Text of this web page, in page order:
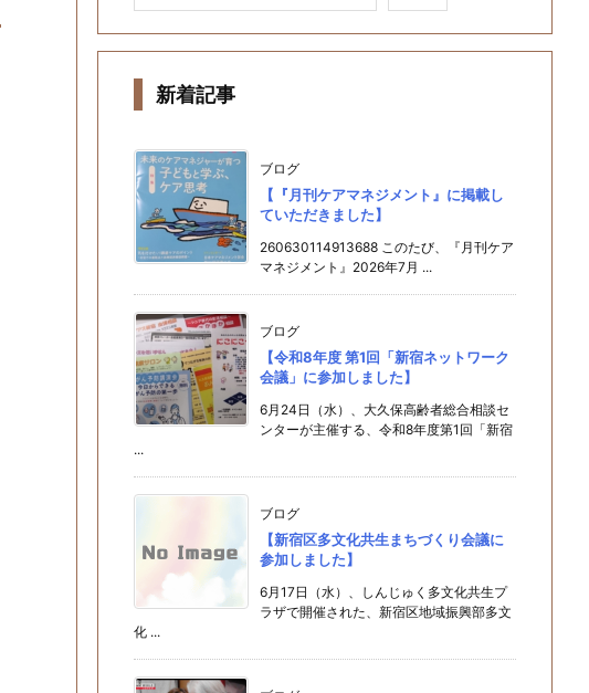
新着記事
ブログ
【『月刊ケアマネジメント』に掲載し
ていただきました】
260630114913688 このたび、『月刊ケア
マネジメント』2026年7月 ...
ブログ
【令和8年度 第1回「新宿ネットワーク
会議」に参加しました】
6月24日（水）、大久保高齢者総合相談セ
ンターが主催する、令和8年度第1回「新宿
...
ブログ
【新宿区多文化共生まちづくり会議に
参加しました】
6月17日（水）、しんじゅく多文化共生プ
ラザで開催された、新宿区地域振興部多文
化 ...